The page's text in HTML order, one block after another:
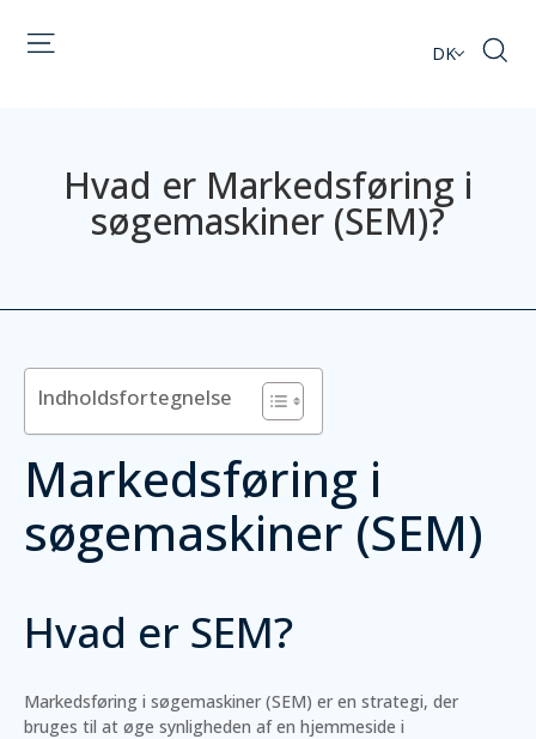
DK
Hvad er Markedsføring i
søgemaskiner (SEM)?
Indholdsfortegnelse
Markedsføring i
søgemaskiner (SEM)
Hvad er SEM?
Markedsføring i søgemaskiner (SEM) er en strategi, der
bruges til at øge synligheden af en hjemmeside i